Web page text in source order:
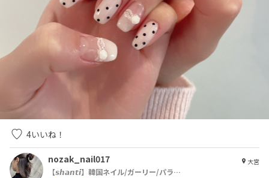
4いいね！
nozak_nail017
【𝙨𝙝𝙖𝙣𝙩𝙞】韓国ネイル/ガーリー/パラジェル
大宮